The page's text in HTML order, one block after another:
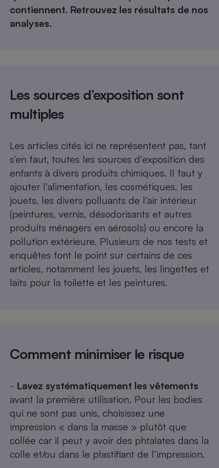
contiennent. Retrouvez les résultats de nos
analyses.
Les sources d’exposition sont
multiples
Les articles cités ici ne représentent pas, tant
s’en faut, toutes les sources d’exposition des
enfants à divers produits chimiques. Il faut y
ajouter l’alimentation, les cosmétiques, les
jouets, les divers polluants de l’air intérieur
(peintures, vernis, désodorisants et autres
produits ménagers en aérosols) ou encore la
pollution extérieure. Plusieurs de nos tests et
enquêtes font le point sur certains de ces
articles, notamment les jouets, les lingettes et
laits pour la toilette et les peintures.
Comment minimiser le risque
- Lavez systématiquement les vêtements
avant la première utilisation. Pour les bodies
qui ne sont pas unis, choisissez une
impression « dans la masse » plutôt que
collée car il peut y avoir des phtalates dans la
colle et/ou dans le plastifiant de l’impression.